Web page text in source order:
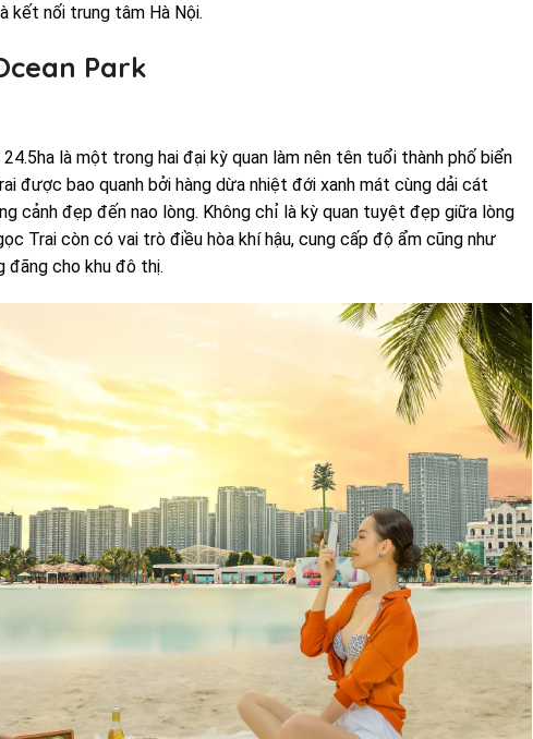
kết nối trung tâm Hà Nội.
Park
là một trong hai đại kỳ quan làm nên tên tuổi thành phố biển
được bao quanh bởi hàng dừa nhiệt đới xanh mát cùng dải cát
cảnh đẹp đến nao lòng. Không chỉ là kỳ quan tuyệt đẹp giữa lòng
Trai còn có vai trò điều hòa khí hậu, cung cấp độ ẩm cũng như
đãng cho khu đô thị.